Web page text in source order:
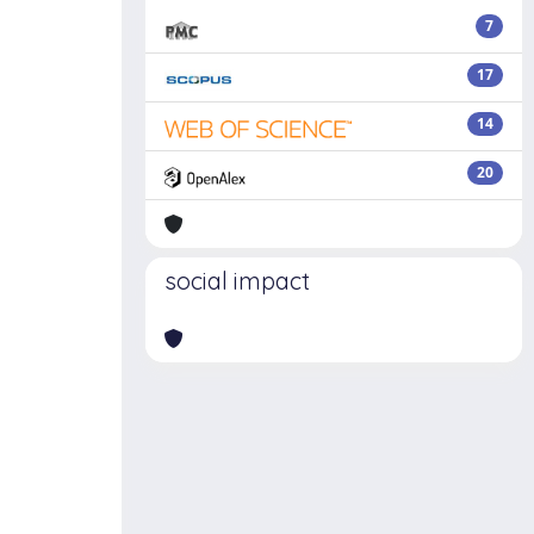
7
17
14
20
social impact